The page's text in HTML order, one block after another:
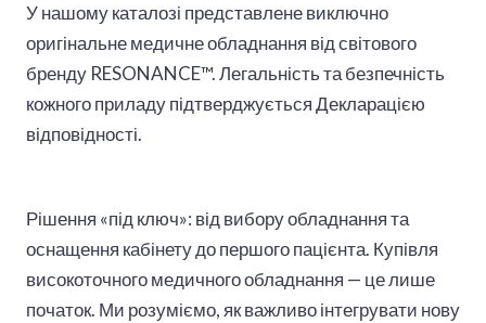
У нашому каталозі представлене виключно
оригінальне медичне обладнання від світового
бренду RESONANCE™. Легальність та безпечність
кожного приладу підтверджується Декларацією
відповідності.
Рішення «під ключ»: від вибору обладнання та
оснащення кабінету до першого пацієнта. Купівля
високоточного медичного обладнання — це лише
початок. Ми розуміємо, як важливо інтегрувати нову